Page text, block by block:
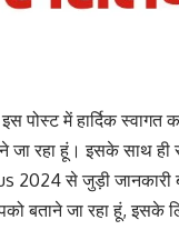
पोस्ट में हार्दिक
जा रहा हूं। इसके साथ
2024 से जुड़ी जानकारी
बताने जा रहा हूं, इसके